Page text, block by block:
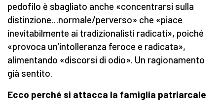
pedofilo è sbagliato anche «concentrarsi sulla
distinzione…normale/perverso» che «piace
inevitabilmente ai tradizionalisti radicati», poiché
«provoca un’intolleranza feroce e radicata»,
alimentando «discorsi di odio». Un ragionamento
già sentito.
Ecco perché si attacca la famiglia patriarcale